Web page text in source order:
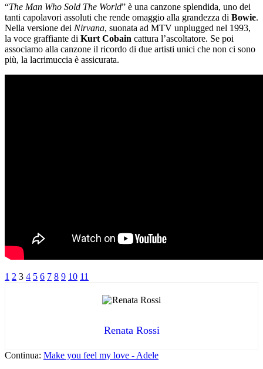
“The Man Who Sold The World” è una canzone splendida, uno dei
tanti capolavori assoluti che rende omaggio alla grandezza di Bowie.
Nella versione dei Nirvana, suonata ad MTV unplugged nel 1993,
la voce graffiante di Kurt Cobain cattura l’ascoltatore. Se poi
associamo alla canzone il ricordo di due artisti unici che non ci sono
più, la lacrimuccia è assicurata.
1 2 3 4 5 6 7 8 9 10 11
Renata Rossi
Continua: Make you feel my love - Adele